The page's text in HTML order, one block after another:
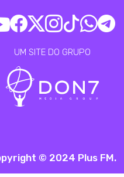
UM SITE DO GRUPO
© 2024 Plus FM.